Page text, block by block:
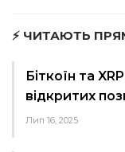
⚡ ЧИТАЮТЬ
Біткоїн та
відкритих
Лип 16, 2025